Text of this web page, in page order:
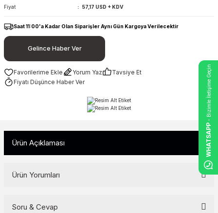
Fiyat
57,17 USD + KDV
Saat 11:00'a Kadar Olan Siparişler Aynı Gün Kargoya Verilecektir
Gelince Haber Ver
Yorum Yaz
Tavsiye Et
Fiyatı Düşünce Haber Ver
Ürün Açıklaması
Ürün Yorumları
Soru & Cevap
WHATSAPP
- Bizimle İletişime Geçin